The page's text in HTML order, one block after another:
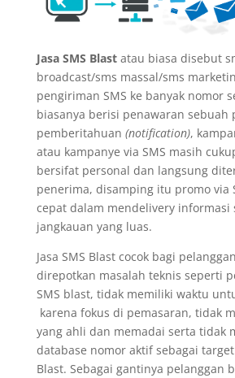
Jasa SMS Blastatau biasa disebut
broadcast/sms massal/sms
pengiriman SMS ke banyak nomor
biasanya berisi penawaran sebuah
pemberitahuan (notification),
atau kampanye via SMS masih
bersifat personal dan langsung
penerima, disamping itu promo via
cepat dalam mendelivery informasi
jangkauan yang luas.
Jasa SMS Blast cocok bagi
direpotkan masalah teknis seperti
SMS blast, tidak memiliki waktu
karena fokus di pemasaran, tidak
yang ahli dan memadai serta tidak
database nomor aktif sebagai
Blast. Sebagai gantinya pelanggan